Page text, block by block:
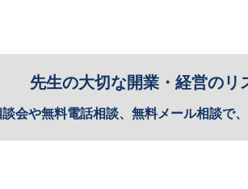
先生の大切な開業・経営のリ
会や無料電話相談、無料メール相談で